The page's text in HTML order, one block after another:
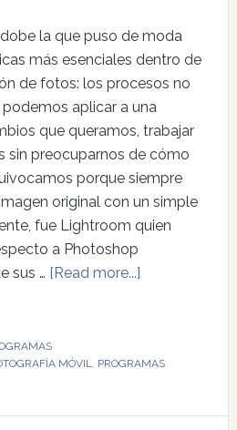
la que puso de moda
más esenciales dentro de
de fotos: los procesos no
aplicar a una
que queramos, trabajar
sin preocuparnos de cómo
porque siempre
original con un simple
fue Lightroom quien
a Photoshop
sus … [Read more...]
MÓVIL, PROGRAMAS